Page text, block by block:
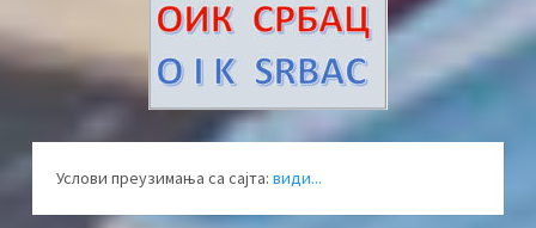
Услови преузимања са сајта: види...